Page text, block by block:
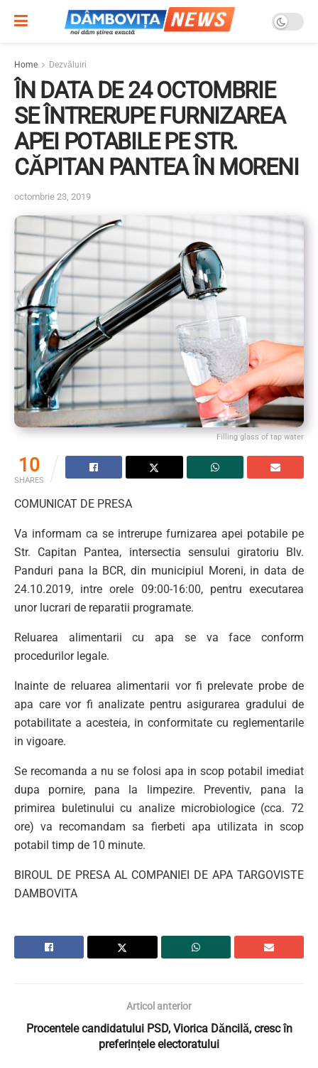
Home Dezvăluiri
ÎN DATA DE 24 OCTOMBRIE
SE ÎNTRERUPE FURNIZAREA
APEI POTABILE PE STR.
CĂPITAN PANTEA ÎN MORENI
octombrie 23, 2019
Filling glass of tap water
10
SHARES
COMUNICAT DE PRESA
Va informam ca se intrerupe furnizarea apei potabile pe
Str. Capitan Pantea, intersectia sensului giratoriu Blv.
Panduri pana la BCR, din municipiul Moreni, in data de
24.10.2019, intre orele 09:00-16:00, pentru executarea
unor lucrari de reparatii programate.
Reluarea alimentarii cu apa se va face conform
procedurilor legale.
Inainte de reluarea alimentarii vor fi prelevate probe de
apa care vor fi analizate pentru asigurarea gradului de
potabilitate a acesteia, in conformitate cu reglementarile
in vigoare.
Se recomanda a nu se folosi apa in scop potabil imediat
dupa pornire, pana la limpezire. Preventiv, pana la
primirea buletinului cu analize microbiologice (cca. 72
ore) va recomandam sa fierbeti apa utilizata in scop
potabil timp de 10 minute.
BIROUL DE PRESA AL COMPANIEI DE APA TARGOVISTE
DAMBOVITA
Articol anterior
Procentele candidatului PSD, Viorica Dăncilă, cresc în
preferințele electoratului